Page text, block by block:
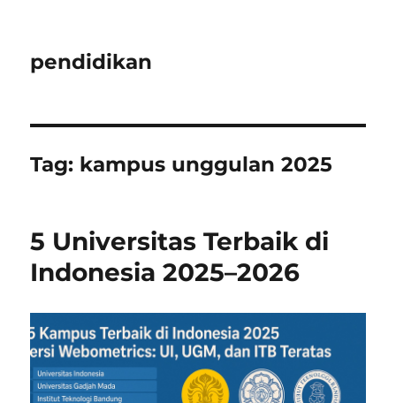
pendidikan
Tag: kampus unggulan 2025
5 Universitas Terbaik di
Indonesia 2025–2026